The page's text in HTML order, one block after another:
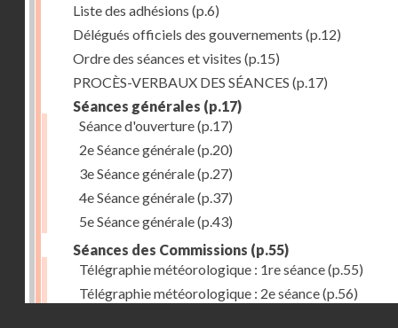
Liste des adhésions (p.6)
Délégués officiels des gouvernements (p.12)
Ordre des séances et visites (p.15)
PROCÈS-VERBAUX DES SÉANCES (p.17)
Séances générales (p.17)
Séance d'ouverture(p.17)
2e Séance générale(p.20)
3e Séance générale(p.27)
4e Séance générale(p.37)
5e Séance générale(p.43)
Séances des Commissions (p.55)
Télégraphie météorologique : 1re séance(p.55)
Télégraphie météorologique : 2e séance(p.56)